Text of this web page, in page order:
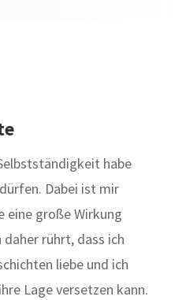
habe
Dabei ist mir
eine große Wirkung
daher rührt, dass ich
liebe und ich
Lage versetzen kann.